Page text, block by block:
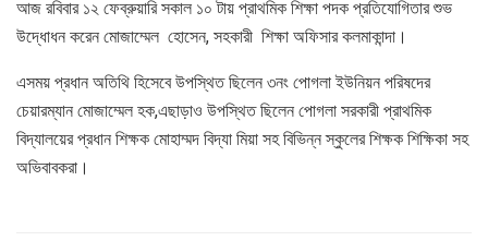
আজ রবিবার ১২ ফেব্রুয়ারি সকাল ১০ টায় প্রাথমিক শিক্ষা পদক প্রতিযোগিতার শুভ
উদ্ধোধন করেন মোজাম্মেল হোসেন, সহকারী শিক্ষা অফিসার কলমাকান্দা।
এসময় প্রধান অতিথি হিসেবে উপস্থিত ছিলেন ৩নং পোগলা ইউনিয়ন পরিষদের
চেয়ারম্যান মোজাম্মেল হক,এছাড়াও উপস্থিত ছিলেন পোগলা সরকারী প্রাথমিক
বিদ্যালয়ের প্রধান শিক্ষক মোহাম্মদ বিদ্যা মিয়া সহ বিভিন্ন স্কুলের শিক্ষক শিক্ষিকা সহ
অভিবাবকরা।